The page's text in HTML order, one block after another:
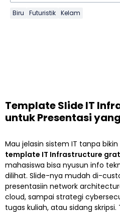
Biru Futuristik Kelam
Template Slide IT
untuk Presentasi
Mau jelasin sistem IT tanpa
template IT Infrastructure
mahasiswa bisa nyusun info
dilihat. Slide-nya mudah di-
presentasiin network
cloud, sampai strategi
tugas kuliah, atau sidang